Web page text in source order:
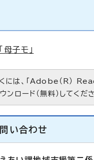
子モ」
には、「Adobe（R）
ンロード（無料）してくださ
い合わせ